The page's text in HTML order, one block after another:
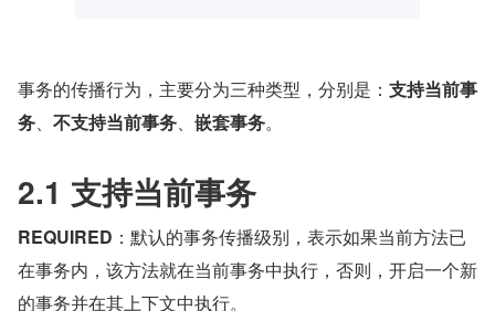
事务的传播行为，主要分为三种类型，分别是： 支持当前事
务、 不支持当前事务、 嵌套事务。
2.1 支持当前事务
REQUIRED ：默认的事务传播级别，表示如果当前方法已
在事务内，该方法就在当前事务中执行，否则，开启一个新
的事务并在其上下文中执行。